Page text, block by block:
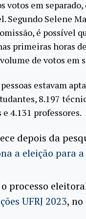
votos em separado,
Segundo Selene
é possível
primeiras horas
de votos em
estavam
8.197
4.131 professores.
depois da
a eleição para
processo
UFRJ 2023, no